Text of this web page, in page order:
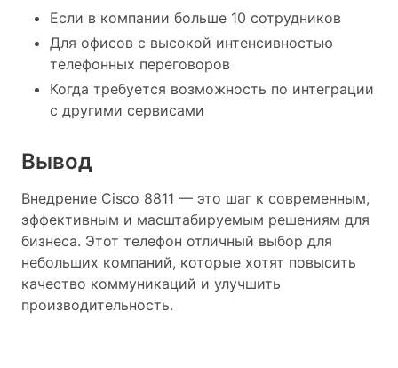
Если в компании больше 10 сотрудников
Для офисов с высокой интенсивностью
телефонных переговоров
Когда требуется возможность по интеграции
с другими сервисами
Вывод
Внедрение Cisco 8811 — это шаг к современным,
эффективным и масштабируемым решениям для
бизнеса. Этот телефон отличный выбор для
небольших компаний, которые хотят повысить
качество коммуникаций и улучшить
производительность.